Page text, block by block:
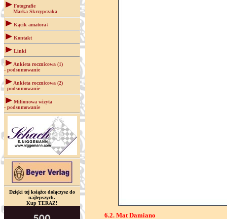
Fotografie
Marka Skrzypczaka
Kącik amatora↓
Kontakt
Linki
Ankieta rocznicowa (1)
- podsumowanie
Ankieta rocznicowa (2)
- podsumowanie
Milionowa wizyta
- podsumowanie
Dzięki tej książce dołączysz do
najlepszych.
Kup TERAZ!
6.2. Mat Damiano